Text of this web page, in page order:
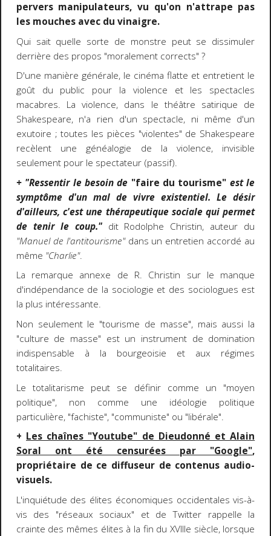
pervers manipulateurs, vu qu'on n'attrape pas
les mouches avec du vinaigre.
Qui sait quelle sorte de monstre peut se dissimuler
derrière des propos "moralement corrects" ?
D'une manière générale, le cinéma flatte et entretient le
goût du public pour la violence et les spectacles
macabres. La violence, dans le théâtre satirique de
Shakespeare, n'a rien d'un spectacle, ni même d'un
exutoire ; toutes les pièces "violentes" de Shakespeare
recèlent une généalogie de la violence, invisible
seulement pour le spectateur (passif).
+ "Ressentir le besoin de "faire du tourisme" est le
symptôme d'un mal de vivre existentiel. Le désir
d'ailleurs, c'est une thérapeutique sociale qui permet
de tenir le coup." dit Rodolphe Christin, auteur du
"Manuel de l'antitourisme"dans un entretien accordé au
même "Charlie".
La remarque annexe de R. Christin sur le manque
d'indépendance de la sociologie et des sociologues est
la plus intéressante.
Non seulement le "tourisme de masse", mais aussi la
"culture de masse" est un instrument de domination
indispensable à la bourgeoisie et aux régimes
totalitaires.
Le totalitarisme peut se définir comme un "moyen
politique", non comme une idéologie politique
particulière, "fachiste", "communiste" ou "libérale".
+ Les chaînes "Youtube" de Dieudonné et Alain
Soral ont été censurées par "Google",
propriétaire de ce diffuseur de contenus audio-
visuels.
L'inquiétude des élites économiques occidentales vis-à-
vis des "réseaux sociaux" et de Twitter rappelle la
crainte des mêmes élites à la fin du XVIIIe siècle, lorsque